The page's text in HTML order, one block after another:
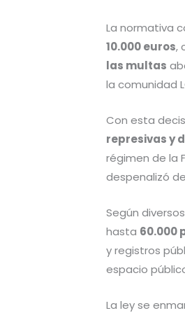
La normativa
10.000 euros,
las multas
la comunidad
Con esta
represivas y
régimen de la
despenalizó
Según
hasta 60.000
y registros
espacio
La ley se